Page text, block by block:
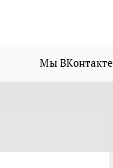
Мы ВКонтакте